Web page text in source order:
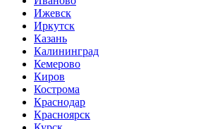
Ижевск
Иркутск
Казань
Калининград
Кемерово
Киров
Кострома
Краснодар
Красноярск